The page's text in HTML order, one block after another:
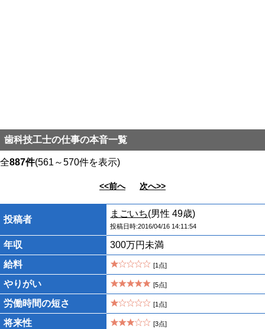
歯科技工士の仕事の本音一覧
全887件(561～570件を表示)
<<前へ 次へ>>
投稿者
まごいち(男性 49歳)
投稿日時:2016/04/16 14:11:54
年収
300万円未満
給料
[1点]
やりがい [5点]
労働時間の短さ [1点]
将来性 [3点]